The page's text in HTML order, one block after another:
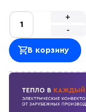
-
+
В корзину